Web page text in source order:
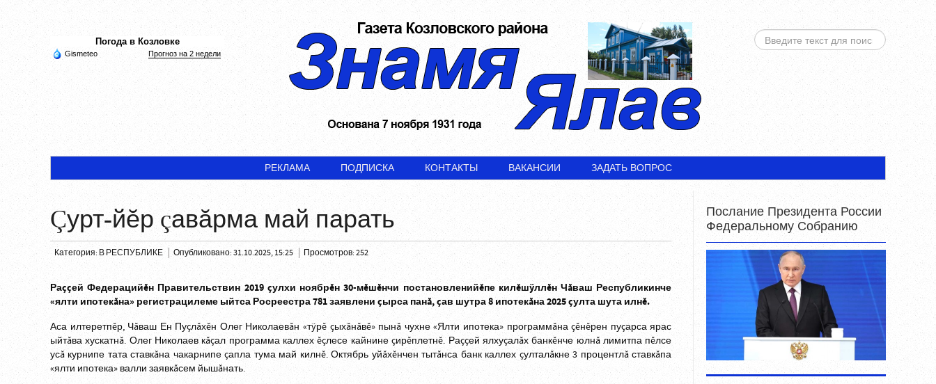
Погода в Козловке
Gismeteo Прогноз на 2 недели
ИСКАТЬ...
РЕКЛАМА ПОДПИСКА КОНТАКТЫ ВАКАНСИИ ЗАДАТЬ ВОПРОС
Çурт-йĕр çавăрма май парать
Категория: В РЕСПУБЛИКЕ Опубликовано: 31.10.2025, 15:25 Просмотров: 252
Раççей Федерацийĕн Правительствин 2019 çулхи ноябрĕн 30-мĕшĕнчи постановленийĕпе килĕшÿллĕн Чăваш Республикинче
«ялти ипотекăна» регистрацилеме ыйтса Росреестра 781 заявлени çырса панă, çав шутра 8 ипотекăна 2025 çулта шута илнĕ.
Аса илтеретпĕр, Чăваш Ен Пуçлăхĕн Олег Николаевăн «тÿрĕ çыхăнăвĕ» пынă чухне «Ялти ипотека» программăна çĕнĕрен пуçарса ярас
ыйтăва хускатнă. Олег Николаев кăçал программа каллех ĕçлесе кайнине çирĕплетнĕ. Раççей ялхуçалăх банкĕнче юлнă лимитпа пĕлсе
усă курнипе тата ставкăна чакарнипе çапла тума май килнĕ. Октябрь уйăхĕнчен тытăнса банк каллех çулталăкне 3 процентлă ставкăпа
«ялти ипотека» валли заявкăсем йышăнать.
Послание Президента России
Федеральному Собранию